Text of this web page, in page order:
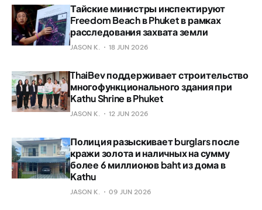
Тайские министры инспектируют
Freedom Beach в Phuket в рамках
расследования захвата земли
JASON K. 18 JUN 2026
ThaiBev поддерживает строительство
многофункционального здания при
Kathu Shrine в Phuket
JASON K. 12 JUN 2026
Полиция разыскивает burglars после
кражи золота и наличных на сумму
более 6 миллионов baht из дома в
Kathu
JASON K. 09 JUN 2026